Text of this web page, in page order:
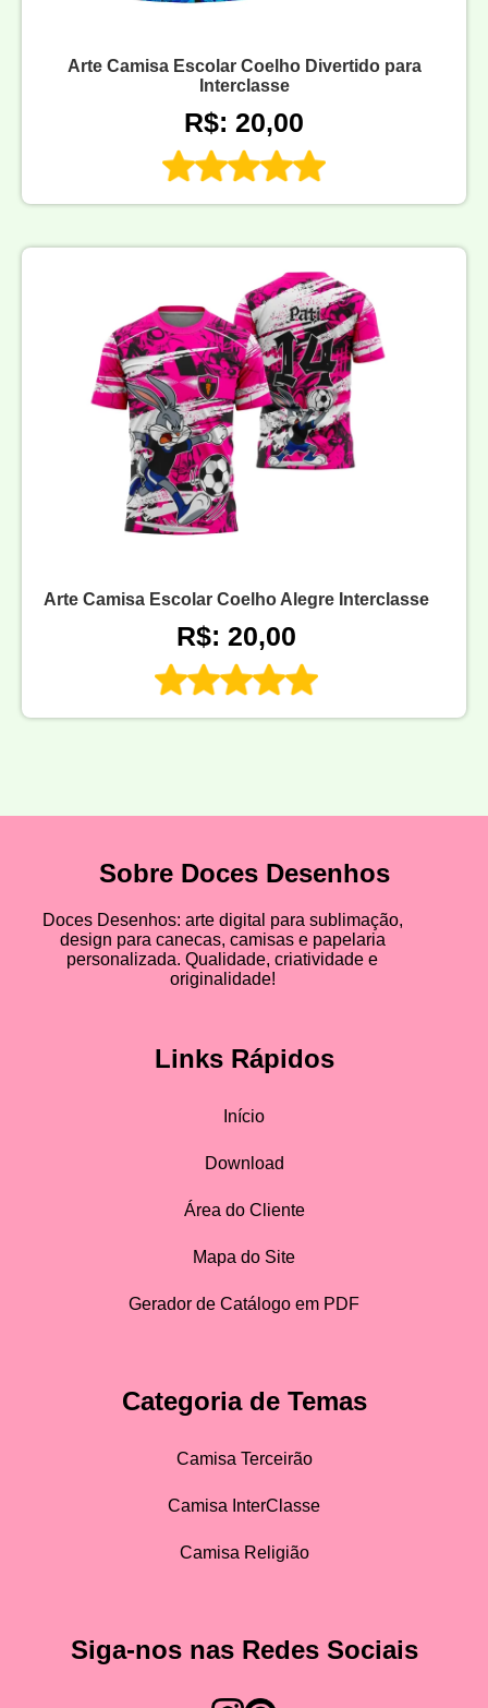
Arte Camisa Escolar Coelho Divertido para
Interclasse
R$: 20,00
Arte Camisa Escolar Coelho Alegre Interclasse
R$: 20,00
Sobre Doces Desenhos
Doces Desenhos: arte digital para sublimação,
design para canecas, camisas e papelaria
personalizada. Qualidade, criatividade e
originalidade!
Links Rápidos
Início
Download
Área do Cliente
Mapa do Site
Gerador de Catálogo em PDF
Categoria de Temas
Camisa Terceirão
Camisa InterClasse
Camisa Religião
Siga-nos nas Redes Sociais